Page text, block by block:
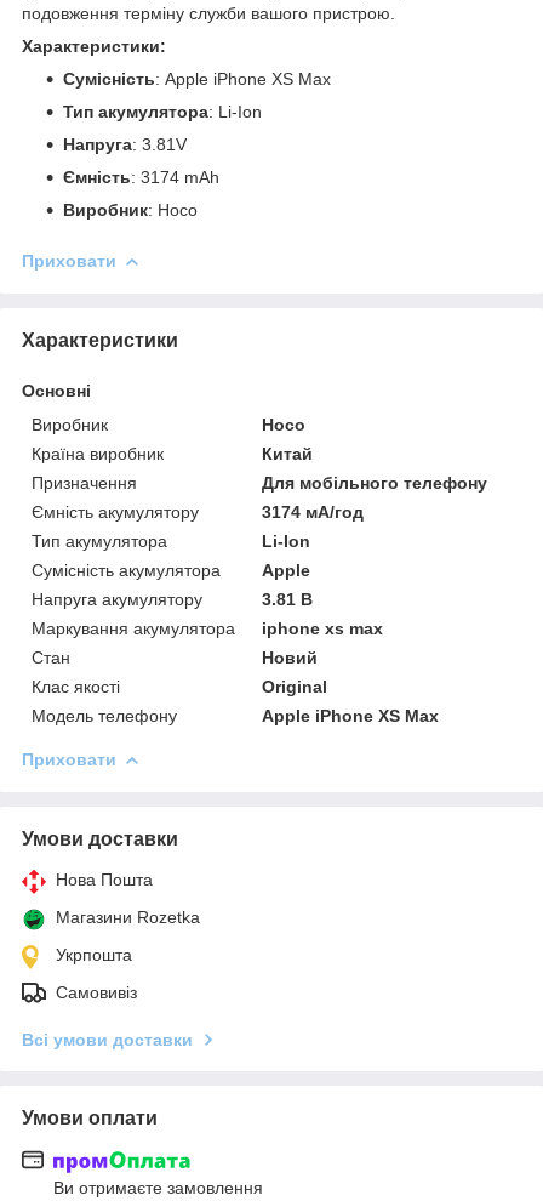
подовження терміну служби вашого пристрою.
Характеристики:
Сумісність: Apple iPhone XS Max
Тип акумулятора: Li-Ion
Напруга: 3.81V
Ємність: 3174 mAh
Виробник: Hoco
Приховати
Характеристики
Основні
Виробник
Hoco
Країна виробник
Китай
Призначення
Для мобільного телефону
Ємність акумулятору
3174 мА/год
Тип акумулятора
Li-Ion
Сумісність акумулятора
Apple
Напруга акумулятору
3.81 В
Маркування акумулятора
iphone xs max
Стан
Новий
Клас якості
Original
Модель телефону
Apple iPhone XS Max
Приховати
Умови доставки
Нова Пошта
Магазини Rozetka
Укрпошта
Самовивіз
Всі умови доставки
Умови оплати
Ви отримаєте замовлення